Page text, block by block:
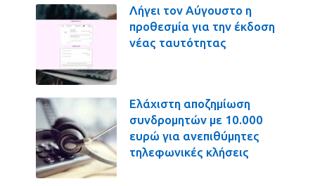
Λήγει τον Αύγουστο η
προθεσμία για την έκδοση
νέας ταυτότητας
Ελάχιστη αποζημίωση
συνδρομητών με 10.000
ευρώ για ανεπιθύμητες
τηλεφωνικές κλήσεις